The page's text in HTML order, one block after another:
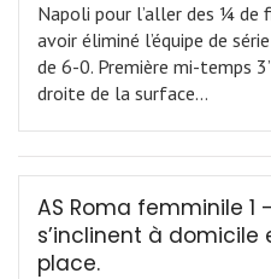
Napoli pour l’aller des ¼ de
avoir éliminé l’équipe de
de 6-0. Première mi-temps
droite de la surface…
AS Roma femminile 1
s’inclinent à
place.